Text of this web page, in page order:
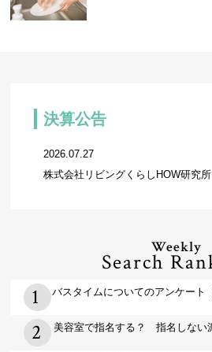
決算公告
2026.07.27
株式会社リビングくらしHOW研究所
Weekly
Search
バスタイムについてのアンケート
美容室で指名する？ 指名しない